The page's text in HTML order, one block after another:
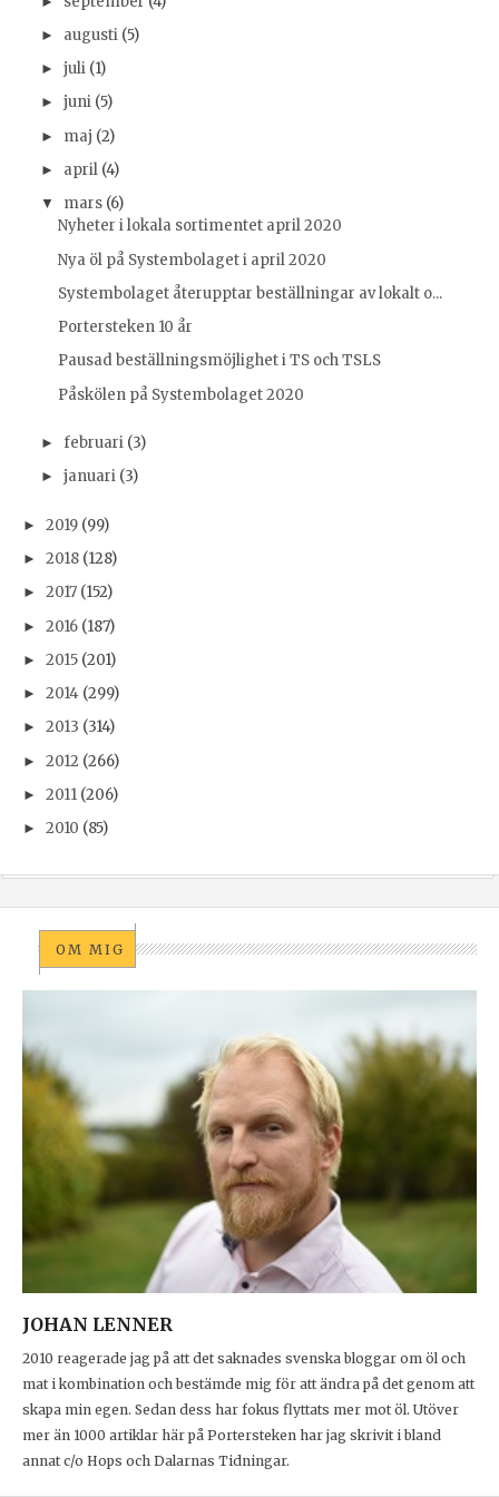
► augusti (5)
► juli (1)
► juni (5)
► maj (2)
► april (4)
▼ mars (6)
Nyheter i lokala sortimentet april 2020
Nya öl på Systembolaget i april 2020
Systembolaget återupptar beställningar av lokalt o...
Portersteken 10 år
Pausad beställningsmöjlighet i TS och TSLS
Påskölen på Systembolaget 2020
► februari (3)
► januari (3)
► 2019 (99)
► 2018 (128)
► 2017 (152)
► 2016 (187)
► 2015 (201)
► 2014 (299)
► 2013 (314)
► 2012 (266)
► 2011 (206)
► 2010 (85)
OM MIG
JOHAN LENNER
2010 reagerade jag på att det saknades svenska bloggar om öl och
mat i kombination och bestämde mig för att ändra på det genom att
skapa min egen. Sedan dess har fokus flyttats mer mot öl. Utöver
mer än 1000 artiklar här på Portersteken har jag skrivit i bland
annat c/o Hops och Dalarnas Tidningar.